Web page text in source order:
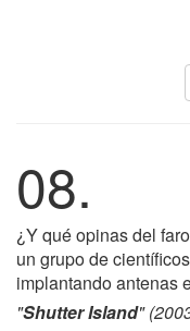
08.
¿Y qué opinas del
un grupo de
implantando antenas
"Shutter Island"